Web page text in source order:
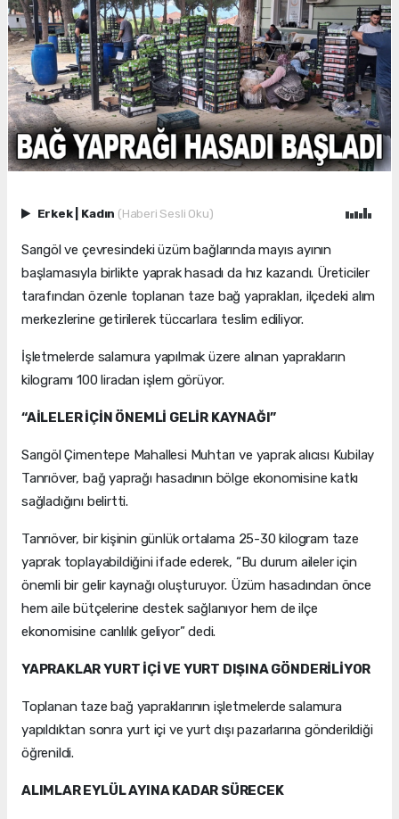
Erkek Kadın (Haberi Sesli Oku)
Sarıgöl ve çevresindeki üzüm bağlarında mayıs ayının
başlamasıyla birlikte yaprak hasadı da hız kazandı. Üreticiler
tarafından özenle toplanan taze bağ yaprakları, ilçedeki alım
merkezlerine getirilerek tüccarlara teslim ediliyor.
İşletmelerde salamura yapılmak üzere alınan yaprakların
kilogramı 100 liradan işlem görüyor.
“AİLELER İÇİN ÖNEMLİ GELİR KAYNAĞI”
Sarıgöl Çimentepe Mahallesi Muhtarı ve yaprak alıcısı Kubilay
Tanrıöver, bağ yaprağı hasadının bölge ekonomisine katkı
sağladığını belirtti.
Tanrıöver, bir kişinin günlük ortalama 25-30 kilogram taze
yaprak toplayabildiğini ifade ederek, “Bu durum aileler için
önemli bir gelir kaynağı oluşturuyor. Üzüm hasadından önce
hem aile bütçelerine destek sağlanıyor hem de ilçe
ekonomisine canlılık geliyor” dedi.
YAPRAKLAR YURT İÇİ VE YURT DIŞINA GÖNDERİLİYOR
Toplanan taze bağ yapraklarının işletmelerde salamura
yapıldıktan sonra yurt içi ve yurt dışı pazarlarına gönderildiği
öğrenildi.
ALIMLAR EYLÜL AYINA KADAR SÜRECEK